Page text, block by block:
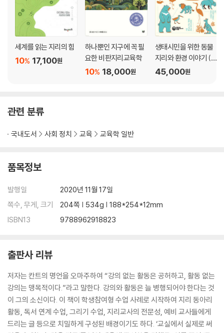
세계를 읽는 지리의 힘
17,100원
10%
하나뿐인 지구에 꼭 필
요한 비판지리교육학
18,000원
10%
생태시민을 위한 동물
지리와 환경 이야기 (큰
글자도서)
45,000원
관련 분류
국내도서 사회 정치 교육 교육학 일반
품목정보
발행일
2020년 11월 17일
쪽수, 무게, 크기
204쪽 | 534g | 188*254*12mm
ISBN13
9788962918823
출판사 리뷰
저자는 칸트의 명언을 오마주하여 “강의 없는 활동은 공허하고, 활동 없는
강의는 맹목적이다.”라고 말한다. 강의와 활동은 늘 병행되어야 한다는 것
이 그의 소신이다. 이 책이 학생참여형 수업 사례로 시작하여 지리 동아리
활동, 독서 연계 수업, 그리기 수업, 지리교사의 전문성, 예비 교사들에게
드리는 글 등으로 치밀하게 구성된 배경이기도 하다. ‘교실에서 실제로 써